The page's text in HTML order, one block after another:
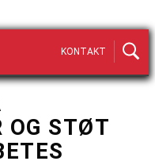
KONTAKT
OG STØT